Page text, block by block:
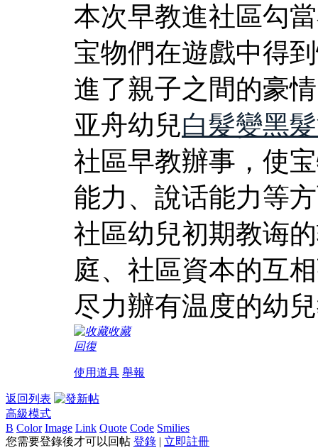
本次早教進社區勾
宝物們在遊戲中得
進了親子之間的豪
亚舟幼兒白髮變黑
社區早教辦事，使
能力、說话能力等
社區幼兒初期教诲
庭、社區資本的互
尽力辦有温度的幼
收藏
回復
使用道具 舉報
返回列表
高級模式
B Color Image Link Quote Code Smilies
您需要登錄後才可以回帖 登錄 | 立即註冊